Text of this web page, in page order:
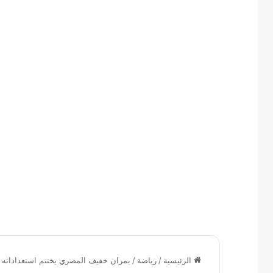
الرئيسية / رياضة / بمران خفيف المصري يختتم استعداداته